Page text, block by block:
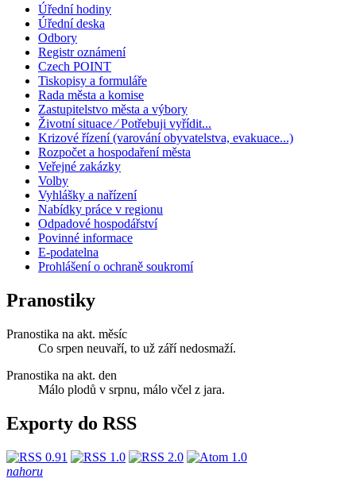
Úřední hodiny
Úřední deska
Odbory
Registr oznámení
Czech POINT
Tiskopisy a formuláře
Rada města a komise
Zastupitelstvo města a výbory
Životní situace ⁄ Potřebuji vyřídit...
Krizové řízení (varování obyvatelstva, evakuace...)
Rozpočet a hospodaření města
Veřejné zakázky
Volby
Vyhlášky a nařízení
Nabídky práce v regionu
Odpadové hospodářství
Povinné informace
E-podatelna
Prohlášení o ochraně soukromí
Pranostiky
Pranostika na akt. měsíc
Co srpen neuvaří, to už září nedosmaží.
Pranostika na akt. den
Málo plodů v srpnu, málo včel z jara.
Exporty do RSS
nahoru